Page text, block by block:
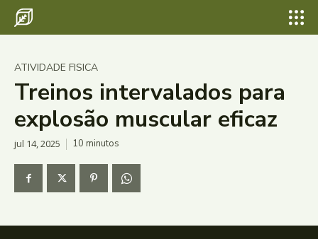
ATIVIDADE FISICA
Treinos intervalados para
explosão muscular eficaz
jul 14, 2025 10 minutos